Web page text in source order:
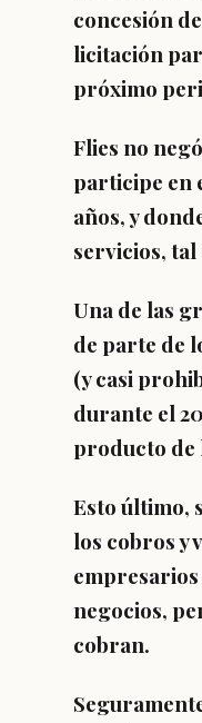
concesión
licitación
próximo
Flies no
participe en
años, y
servicios, tal
Una de las
de parte de
(y casi
durante el
producto de
Esto último,
los cobros y
negocios,
cobran.